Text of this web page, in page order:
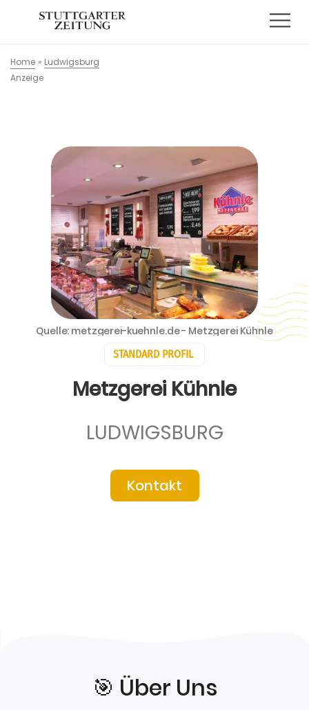
Home » Ludwigsburg
Anzeige
STANDARD PROFIL
Metzgerei Kühnle
LUDWIGSBURG
Kontakt
Quelle: metzgerei-kuehnle.de - Metzgerei Kühnle
🎯️ Über Uns